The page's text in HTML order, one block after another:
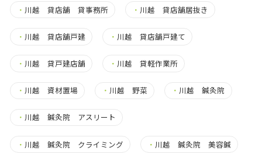
・ 川越 貸店舗 貸事務所 ・ 川越 貸店舗居抜き
・ 川越 貸店舗戸建 ・ 川越 貸店舗戸建て
・ 川越 貸戸建店舗 ・ 川越 貸軽作業所
・ 川越 資材置場 ・ 川越 野菜 ・ 川越 鍼灸院
・ 川越 鍼灸院 アスリート
・ 川越 鍼灸院 クライミング ・ 川越 鍼灸院 美容鍼